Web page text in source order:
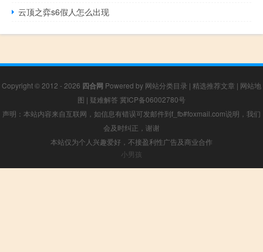
云顶之弈s6假人怎么出现
Copyright © 2012 - 2026 四合网 Powered by 网站分类目录 | 精选推荐文章 | 网站地
图 | 疑难解答 冀ICP备06002780号
声明：本站内容来自互联网，如信息有错误可发邮件到f_fb#foxmail.com说明，我们
会及时纠正，谢谢
本站仅为个人兴趣爱好，不接盈利性广告及商业合作
小男孩